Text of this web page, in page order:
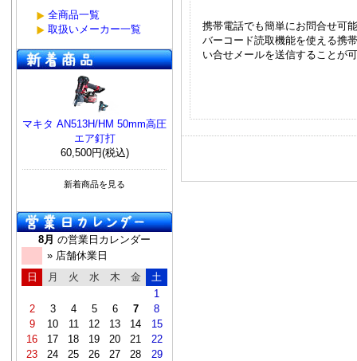
全商品一覧
取扱いメーカー一覧
マキタ AN513H/HM 50mm高圧
エア釘打
60,500円(税込)
新着商品を見る
8月 の営業日カレンダー
» 店舗休業日
日
月 火 水 木 金
土
1
2
3 4 5 6 7
8
9
10 11 12 13 14
15
16
17 18 19 20 21
22
23
24 25 26 27 28
29
携帯電話でも簡単にお問合せ可
バーコード読取機能を使える携
い合せメールを送信することが